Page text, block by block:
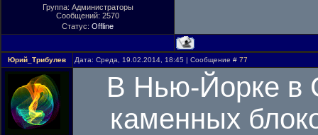
Группа: Администраторы
Сообщений: 2570
Статус: Offline
Юрий_Трибулев Дата: Среда, 19.02.2014, 18:45 | Сообщение # 77
В Нью-Йорке в
каменных